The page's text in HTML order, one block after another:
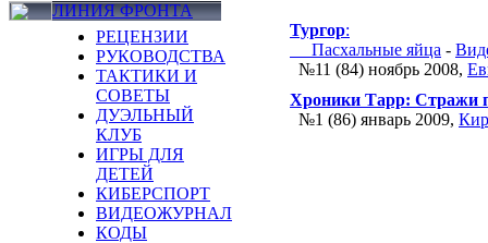
ЛИНИЯ ФРОНТА
РЕЦЕНЗИИ
РУКОВОДСТВА
ТАКТИКИ И
СОВЕТЫ
ДУЭЛЬНЫЙ
КЛУБ
ИГРЫ ДЛЯ
ДЕТЕЙ
КИБЕРСПОРТ
ВИДЕОЖУРНАЛ
КОДЫ
Тургор:
Пасхальные яйца -
№11 (84) ноябрь 2008,
Хроники Тарр: Стражи
№1 (86) январь 2009,